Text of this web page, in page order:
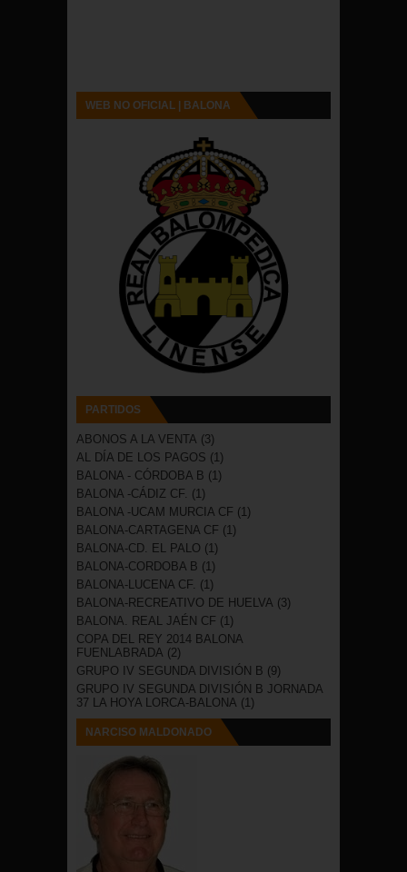
WEB NO OFICIAL | BALONA
PARTIDOS
ABONOS A LA VENTA (3)
AL DÍA DE LOS PAGOS (1)
BALONA - CÓRDOBA B (1)
BALONA -CÁDIZ CF. (1)
BALONA -UCAM MURCIA CF (1)
BALONA-CARTAGENA CF (1)
BALONA-CD. EL PALO (1)
BALONA-CORDOBA B (1)
BALONA-LUCENA CF. (1)
BALONA-RECREATIVO DE HUELVA (3)
BALONA. REAL JAÉN CF (1)
COPA DEL REY 2014 BALONA
FUENLABRADA (2)
GRUPO IV SEGUNDA DIVISIÓN B (9)
GRUPO IV SEGUNDA DIVISIÓN B JORNADA
37 LA HOYA LORCA-BALONA (1)
NARCISO MALDONADO